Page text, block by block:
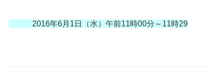
2016年6月1日（水）午前11時00分～11時29